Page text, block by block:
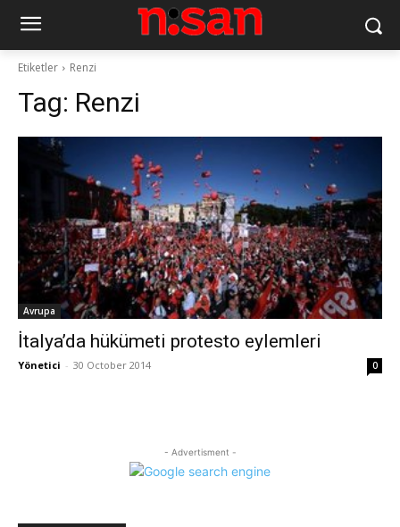
Etiketler Renzi
Tag: Renzi
Avrupa
İtalya’da hükümeti protesto eylemleri
Yönetici - 30 October 2014 0
- Advertisment -